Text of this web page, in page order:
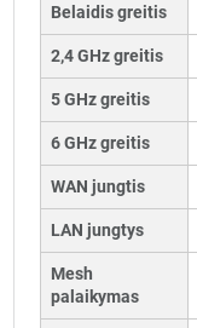
Belaidis greitis
2,4 GHz greitis
5 GHz greitis
6 GHz greitis
WAN jungtis
LAN jungtys
Mesh
palaikymas